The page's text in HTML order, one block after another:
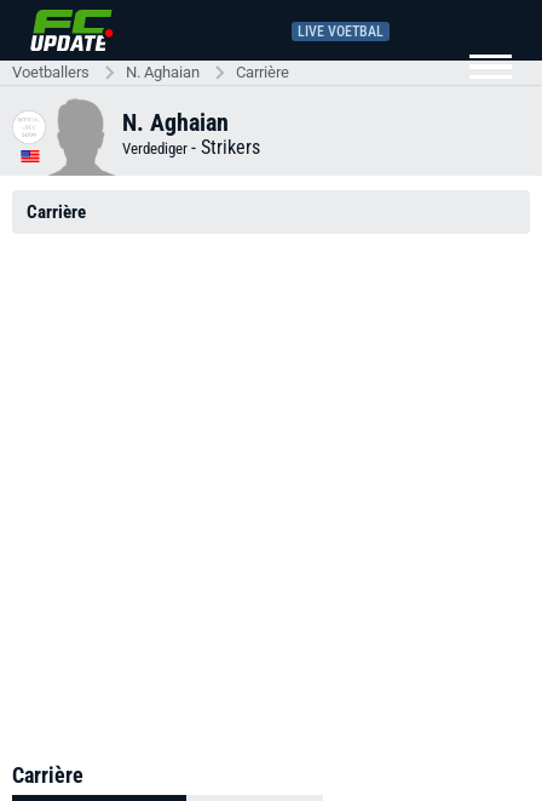
LIVE VOETBAL
Voetballers N. Aghaian Carrière
N. Aghaian
Verdediger - Strikers
Carrière
Carrière